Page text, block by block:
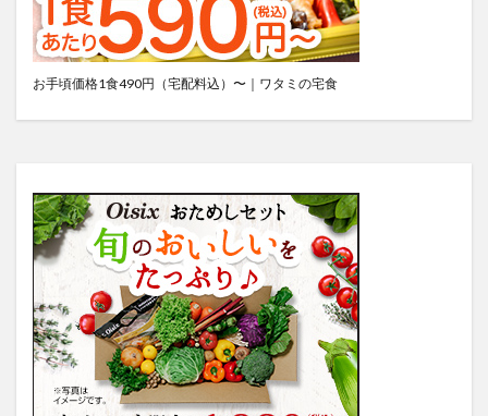
お手頃価格1食490円（宅配料込）〜｜ワタミの宅食